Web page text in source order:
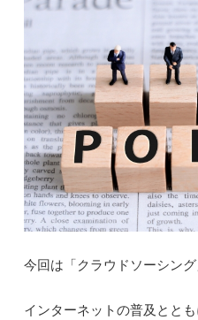
今回は「クラウドソーシン
インターネットの普及とと